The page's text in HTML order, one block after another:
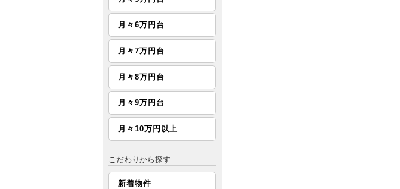
月々6万円台
月々7万円台
月々8万円台
月々9万円台
月々10万円以上
こだわりから探す
新着物件